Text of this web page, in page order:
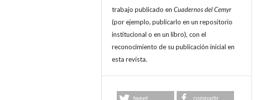
trabajo publicado en Cuadernos del Cemyr
(por ejemplo, publicarlo en un repositorio
institucional o en un libro), con el
reconocimiento de su publicación inicial en
esta revista.
tweet compartir